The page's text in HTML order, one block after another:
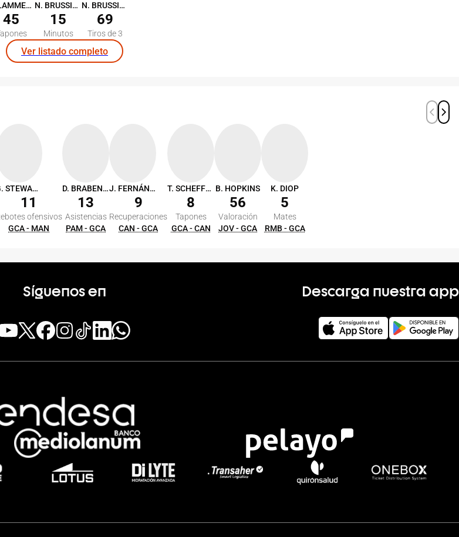
B. LAMMERS
45
N. BRUSSINO
15
Minutos
N. BRUSSINO
69
Tiros de 3
Ver listado completo
G. STEWART
11
ofensivos
GCA - MAN
D. BRABENDER
13
Asistencias
PAM - GCA
J. FERNÁNDEZ
9
Recuperaciones
CAN - GCA
T. SCHEFFLER
8
Tapones
GCA - CAN
B. HOPKINS
56
Valoración
JOV - GCA
K. DIOP
5
Mates
RMB - GCA
Síguenos en Descarga nuestra app